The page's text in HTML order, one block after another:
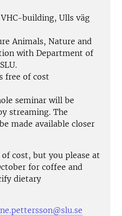
building, Ulls väg
Animals, Nature and
with Department of
free of cost
seminar will be
streaming. The
made available closer
cost, but you please at
for coffee and
dietary